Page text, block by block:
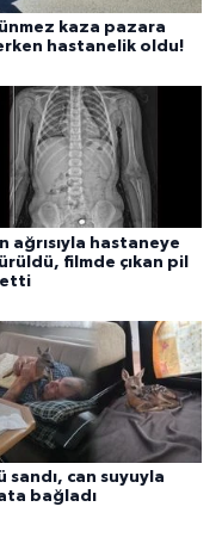
kaza pazara
hastanelik oldu!
ağrısıyla hastaneye
filmde çıkan pil
etti
sandı, can suyuyla
bağladı